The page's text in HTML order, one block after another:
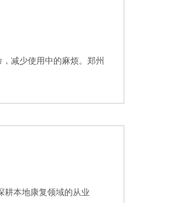
减少使用中的麻烦。郑州
耕本地康复领域的从业